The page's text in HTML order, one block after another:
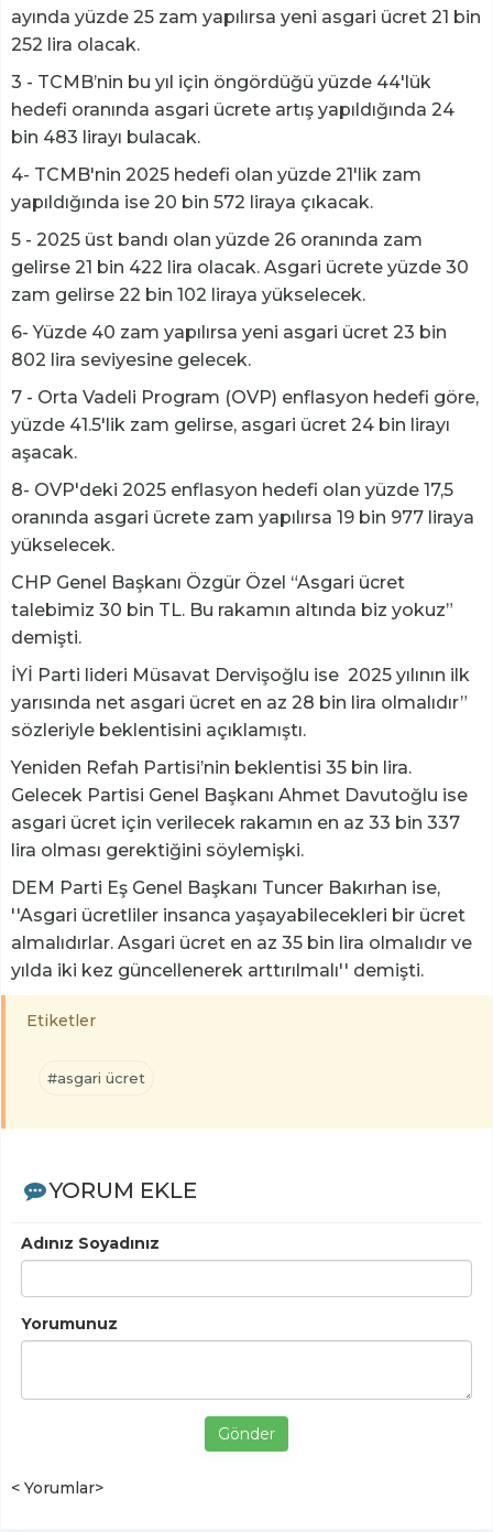
ayında yüzde 25 zam yapılırsa yeni asgari ücret 21 bin
252 lira olacak.
3 - TCMB’nin bu yıl için öngördüğü yüzde 44'lük
hedefi oranında asgari ücrete artış yapıldığında 24
bin 483 lirayı bulacak.
4- TCMB'nin 2025 hedefi olan yüzde 21'lik zam
yapıldığında ise 20 bin 572 liraya çıkacak.
5 - 2025 üst bandı olan yüzde 26 oranında zam
gelirse 21 bin 422 lira olacak. Asgari ücrete yüzde 30
zam gelirse 22 bin 102 liraya yükselecek.
6- Yüzde 40 zam yapılırsa yeni asgari ücret 23 bin
802 lira seviyesine gelecek.
7 - Orta Vadeli Program (OVP) enflasyon hedefi göre,
yüzde 41.5'lik zam gelirse, asgari ücret 24 bin lirayı
aşacak.
8- OVP'deki 2025 enflasyon hedefi olan yüzde 17,5
oranında asgari ücrete zam yapılırsa 19 bin 977 liraya
yükselecek.
CHP Genel Başkanı Özgür Özel “Asgari ücret
talebimiz 30 bin TL. Bu rakamın altında biz yokuz”
demişti.
İYİ Parti lideri Müsavat Dervişoğlu ise 2025 yılının ilk
yarısında net asgari ücret en az 28 bin lira olmalıdır”
sözleriyle beklentisini açıklamıştı.
Yeniden Refah Partisi’nin beklentisi 35 bin lira.
Gelecek Partisi Genel Başkanı Ahmet Davutoğlu ise
asgari ücret için verilecek rakamın en az 33 bin 337
lira olması gerektiğini söylemişki.
DEM Parti Eş Genel Başkanı Tuncer Bakırhan ise,
''Asgari ücretliler insanca yaşayabilecekleri bir ücret
almalıdırlar. Asgari ücret en az 35 bin lira olmalıdır ve
yılda iki kez güncellenerek arttırılmalı'' demişti.
Etiketler
#asgari ücret
YORUM EKLE
Adınız Soyadınız
Yorumunuz
Gönder
< Yorumlar>